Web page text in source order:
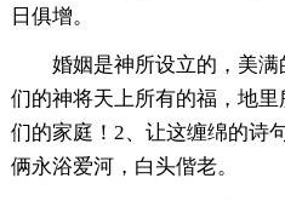
日俱增。
婚姻是神所设立的，美
们的神将天上所有的福，地
们的家庭！2、让这缠绵的诗
俩永浴爱河，白头偕老。